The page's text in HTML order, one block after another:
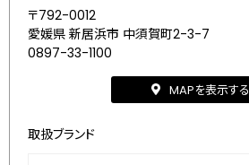
〒792-0012
愛媛県 新居浜市 中須賀町2-3-7
0897-33-1100
MAPを表示する
取扱ブランド